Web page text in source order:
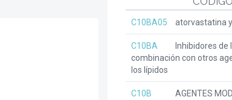
C10BA05 atorvastatina
C10BA
Inhibidores de
combinación con otros
los lípidos
C10B
AGENTES